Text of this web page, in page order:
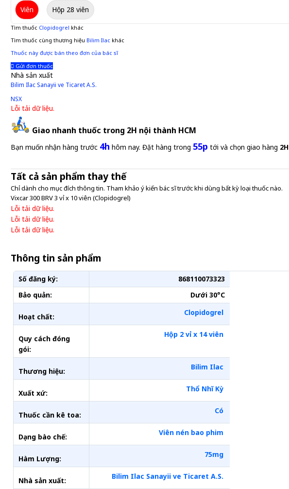
Viên Hộp 28 viên
Tìm thuốc Clopidogrel khác
Tìm thuốc cùng thương hiệu Bilim Ilac khác
Thuốc này được bán theo đơn của bác sĩ
Gửi đơn thuốc
Nhà sản xuất
Bilim Ilac Sanayii ve Ticaret A.S.
NSX
Lỗi tải dữ liệu.
Giao nhanh thuốc trong 2H nội thành HCM
Bạn muốn nhận hàng trước 4h hôm nay. Đặt hàng trong 55p tới và chọn giao hàng 2H
Tất cả sản phẩm thay thế
Chỉ dành cho mục đích thông tin. Tham khảo ý kiến bác sĩ trước khi dùng bất kỳ loại thuốc nào.
Vixcar 300 BRV 3 vỉ x 10 viên (Clopidogrel)
Lỗi tải dữ liệu.
Lỗi tải dữ liệu.
Lỗi tải dữ liệu.
Thông tin sản phẩm
Số đăng ký:
868110073323
Bảo quản:
Dưới 30°C
Hoạt chất: Clopidogrel
Quy cách đóng
gói:
Hộp 2 vỉ x 14 viên
Thương hiệu: Bilim Ilac
Xuất xứ: Thổ Nhĩ Kỳ
Thuốc cần kê toa: Có
Dạng bào chế: Viên nén bao phim
Hàm Lượng: 75mg
Nhà sản xuất: Bilim Ilac Sanayii ve Ticaret A.S.